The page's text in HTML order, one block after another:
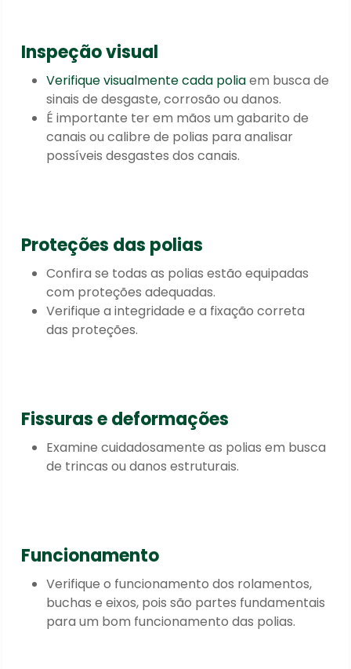
Inspeção visual
Verifique visualmente cada poliaem busca de
sinais de desgaste, corrosão ou danos.
É importante ter em mãos um gabarito de
canais ou calibre de polias para analisar
possíveis desgastes dos canais.
Proteções das polias
Confira se todas as polias estão equipadas
com proteções adequadas.
Verifique a integridade e a fixação correta
das proteções.
Fissuras e deformações
Examine cuidadosamente as polias em busca
de trincas ou danos estruturais.
Funcionamento
Verifique o funcionamento dos rolamentos,
buchas e eixos, pois são partes fundamentais
para um bom funcionamento das polias.